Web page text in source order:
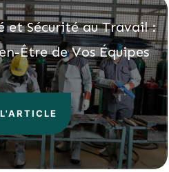
et Sécurité au Travail :
Être de Vos Équipes